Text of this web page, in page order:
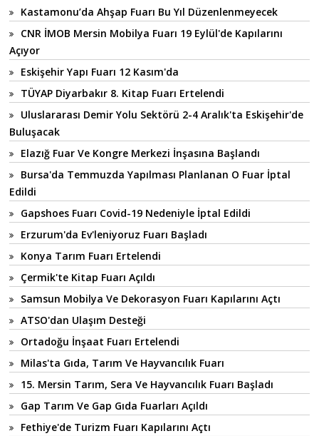
Kastamonu’da Ahşap Fuarı Bu Yıl Düzenlenmeyecek
CNR İMOB Mersin Mobilya Fuarı 19 Eylül'de Kapılarını
Açıyor
Eskişehir Yapı Fuarı 12 Kasım'da
TÜYAP Diyarbakır 8. Kitap Fuarı Ertelendi
Uluslararası Demir Yolu Sektörü 2-4 Aralık'ta Eskişehir'de
Buluşacak
Elazığ Fuar Ve Kongre Merkezi İnşasına Başlandı
Bursa'da Temmuzda Yapılması Planlanan O Fuar İptal
Edildi
Gapshoes Fuarı Covid-19 Nedeniyle İptal Edildi
Erzurum'da Ev'leniyoruz Fuarı Başladı
Konya Tarım Fuarı Ertelendi
Çermik'te Kitap Fuarı Açıldı
Samsun Mobilya Ve Dekorasyon Fuarı Kapılarını Açtı
ATSO'dan Ulaşım Desteği
Ortadoğu İnşaat Fuarı Ertelendi
Milas'ta Gıda, Tarım Ve Hayvancılık Fuarı
15. Mersin Tarım, Sera Ve Hayvancılık Fuarı Başladı
Gap Tarım Ve Gap Gıda Fuarları Açıldı
Fethiye'de Turizm Fuarı Kapılarını Açtı